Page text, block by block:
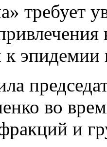
требует
к эпидемии
во
и